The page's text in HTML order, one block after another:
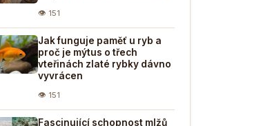
👁 151
Jak funguje paměť u ryb a
proč je mýtus o třech
vteřinách zlaté rybky dávno
vyvrácen
👁 151
Fascinující schopnost mlžů